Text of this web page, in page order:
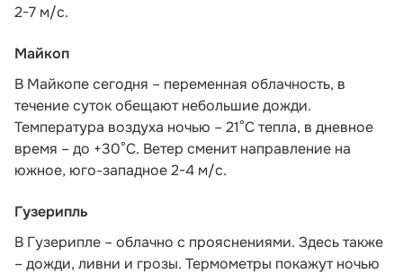
2-7 м/с.
Майкоп
В Майкопе сегодня – переменная облачность, в
течение суток обещают небольшие дожди.
Температура воздуха ночью – 21°С тепла, в дневное
время – до +30°С. Ветер сменит направление на
южное, юго-западное 2-4 м/с.
Гузерипль
В Гузерипле – облачно с прояснениями. Здесь также
– дожди, ливни и грозы. Термометры покажут ночью